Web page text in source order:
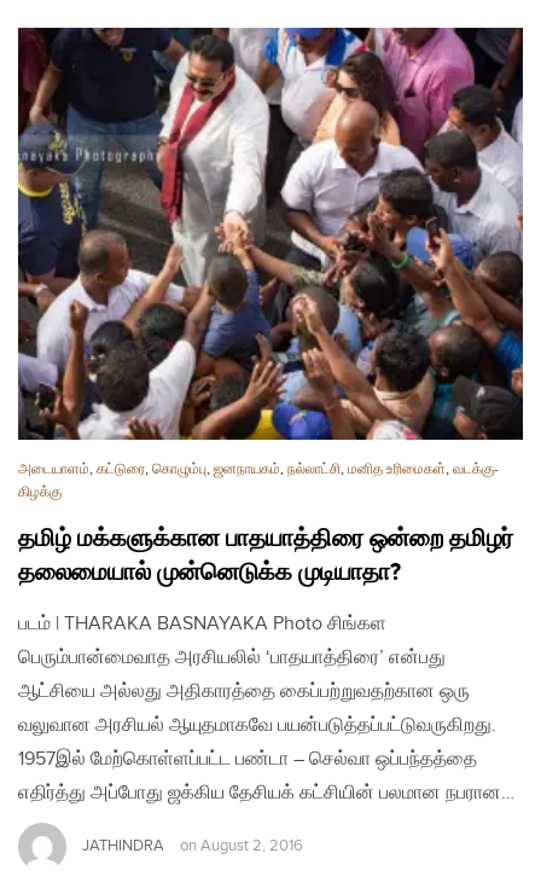
அடையாளம், கட்டுரை, கொழும்பு, ஜனநாயகம், நல்லாட்சி, மனித உரிமைகள், வடக்கு-
கிழக்கு
தமிழ் மக்களுக்கான பாதயாத்திரை ஒன்றை தமிழர்
தலைமையால் முன்னெடுக்க முடியாதா?
படம் | THARAKA BASNAYAKA Photo சிங்கள
பெரும்பான்மைவாத அரசியலில் ‘பாதயாத்திரை’ என்பது
ஆட்சியை அல்லது அதிகாரத்தை கைப்பற்றுவதற்கான ஒரு
வலுவான அரசியல் ஆயுதமாகவே பயன்படுத்தப்பட்டுவருகிறது.
1957இல் மேற்கொள்ளப்பட்ட பண்டா – செல்வா ஒப்பந்தத்தை
எதிர்த்து அப்போது ஜக்கிய தேசியக் கட்சியின் பலமான நபரான…
JATHINDRA on August 2, 2016